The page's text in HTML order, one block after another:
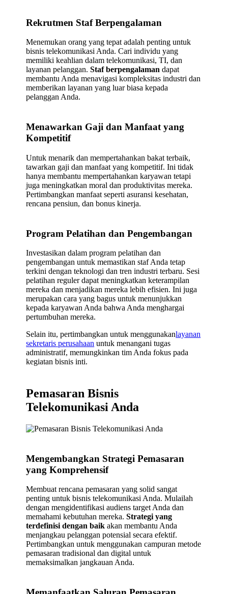
Rekrutmen Staf Berpengalaman
Menemukan orang yang tepat adalah penting untuk
bisnis telekomunikasi Anda. Cari individu yang
memiliki keahlian dalam telekomunikasi, TI, dan
layanan pelanggan.Staf berpengalaman dapat
membantu Anda menavigasi kompleksitas industri dan
memberikan layanan yang luar biasa kepada
pelanggan Anda.
Menawarkan Gaji dan Manfaat yang
Kompetitif
Untuk menarik dan mempertahankan bakat terbaik,
tawarkan gaji dan manfaat yang kompetitif. Ini tidak
hanya membantu mempertahankan karyawan tetapi
juga meningkatkan moral dan produktivitas mereka.
Pertimbangkan manfaat seperti asuransi kesehatan,
rencana pensiun, dan bonus kinerja.
Program Pelatihan dan Pengembangan
Investasikan dalam program pelatihan dan
pengembangan untuk memastikan staf Anda tetap
terkini dengan teknologi dan tren industri terbaru. Sesi
pelatihan reguler dapat meningkatkan keterampilan
mereka dan menjadikan mereka lebih efisien. Ini juga
merupakan cara yang bagus untuk menunjukkan
kepada karyawan Anda bahwa Anda menghargai
pertumbuhan mereka.
Selain itu, pertimbangkan untuk menggunakanlayanan
sekretaris perusahaan untuk menangani tugas
administratif, memungkinkan tim Anda fokus pada
kegiatan bisnis inti.
Pemasaran Bisnis
Telekomunikasi Anda
Mengembangkan Strategi Pemasaran
yang Komprehensif
Membuat rencana pemasaran yang solid sangat
penting untuk bisnis telekomunikasi Anda. Mulailah
dengan mengidentifikasi audiens target Anda dan
memahami kebutuhan mereka.Strategi yang
terdefinisi dengan baik akan membantu Anda
menjangkau pelanggan potensial secara efektif.
Pertimbangkan untuk menggunakan campuran metode
pemasaran tradisional dan digital untuk
memaksimalkan jangkauan Anda.